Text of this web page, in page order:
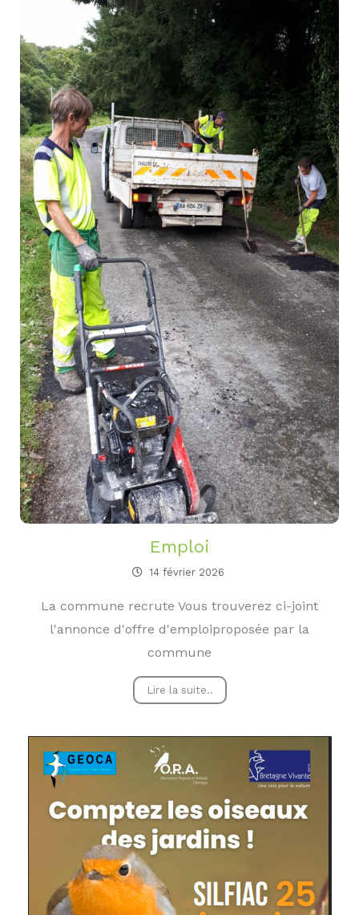
Emploi
14 février 2026
La commune recrute Vous trouverez ci-joint
l'annonce d'offre d'emploiproposée par la
commune
Lire la suite..